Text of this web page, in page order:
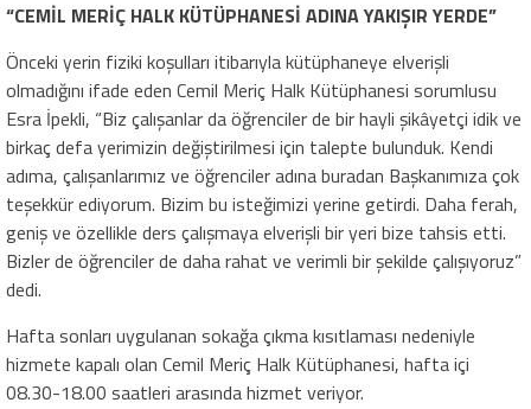
“CEMİL MERİÇ HALK KÜTÜPHANESİ ADINA YAKIŞIR YERDE”
Önceki yerin fiziki koşulları itibarıyla kütüphaneye elverişli
olmadığını ifade eden Cemil Meriç Halk Kütüphanesi sorumlusu
Esra İpekli, “Biz çalışanlar da öğrenciler de bir hayli şikâyetçi idik ve
birkaç defa yerimizin değiştirilmesi için talepte bulunduk. Kendi
adıma, çalışanlarımız ve öğrenciler adına buradan Başkanımıza çok
teşekkür ediyorum. Bizim bu isteğimizi yerine getirdi. Daha ferah,
geniş ve özellikle ders çalışmaya elverişli bir yeri bize tahsis etti.
Bizler de öğrenciler de daha rahat ve verimli bir şekilde çalışıyoruz”
dedi.
Hafta sonları uygulanan sokağa çıkma kısıtlaması nedeniyle
hizmete kapalı olan Cemil Meriç Halk Kütüphanesi, hafta içi
08.30-18.00 saatleri arasında hizmet veriyor.